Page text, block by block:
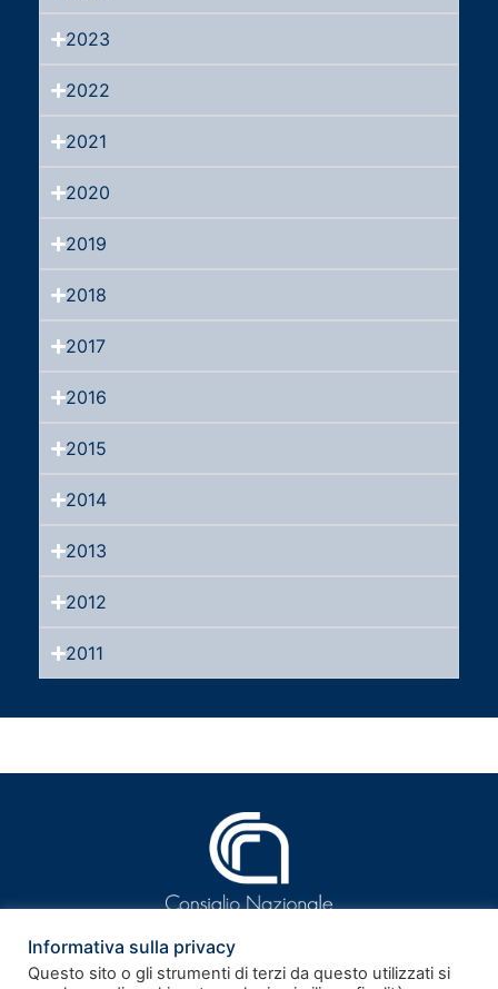
2023
2022
2021
2020
2019
2018
2017
2016
2015
2014
2013
2012
2011
Informativa sulla privacy
Questo sito o gli strumenti di terzi da questo utilizzati si